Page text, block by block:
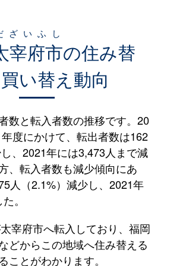
宰府市
ざいふし
の住み替
い替え動向
数と転入者数の推移です。20
度にかけて、転出者数は162
、2021年には3,473人まで減
、転入者数も減少傾向にあ
人（2.1%）減少し、2021年
。
宰府市へ転入しており、福岡
どからこの地域へ住み替える
ことがわかります。